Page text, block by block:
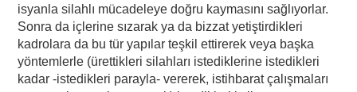
isyanla silahlı mücadeleye doğru kaymasını sağlıyorlar.
Sonra da içlerine sızarak ya da bizzat yetiştirdikleri
kadrolara da bu tür yapılar teşkil ettirerek veya başka
yöntemlerle (ürettikleri silahları istediklerine istedikleri
kadar -istedikleri parayla- vererek, istihbarat çalışmaları